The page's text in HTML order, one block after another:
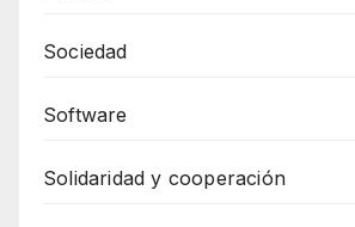
Sociedad
Software
Solidaridad y cooperación